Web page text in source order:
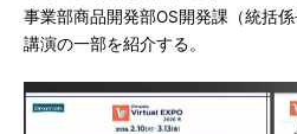
事業部商品開発部OS開発課（統括
講演の一部を紹介する。